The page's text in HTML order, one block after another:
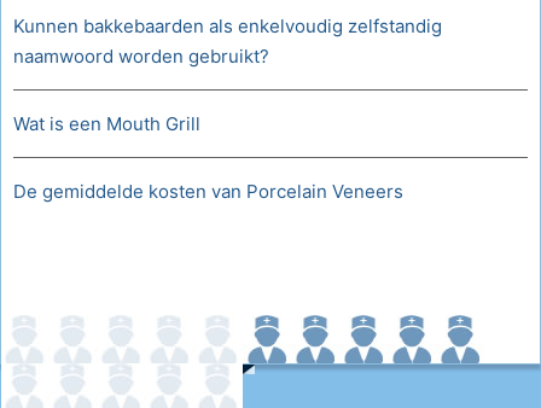
Kunnen bakkebaarden als enkelvoudig zelfstandig
naamwoord worden gebruikt?
Wat is een Mouth Grill
De gemiddelde kosten van Porcelain Veneers